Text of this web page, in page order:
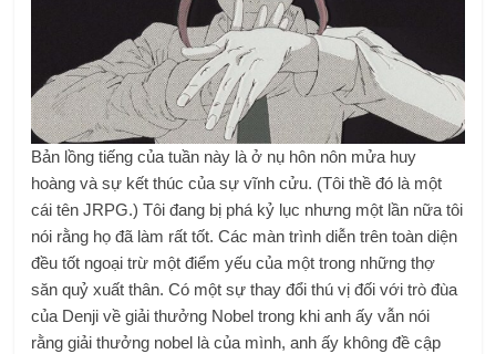
Bản lồng tiếng của tuần này là ở nụ hôn nôn mửa huy
hoàng và sự kết thúc của sự vĩnh cửu. (Tôi thề đó là một
cái tên JRPG.) Tôi đang bị phá kỷ lục nhưng một lần nữa tôi
nói rằng họ đã làm rất tốt. Các màn trình diễn trên toàn diện
đều tốt ngoại trừ một điểm yếu của một trong những thợ
săn quỷ xuất thân. Có một sự thay đổi thú vị đối với trò đùa
của Denji về giải thưởng Nobel trong khi anh ấy vẫn nói
rằng giải thưởng nobel là của mình, anh ấy không đề cập